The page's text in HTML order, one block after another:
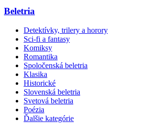
Beletria
Detektívky, trilery a horory
Sci-fi a fantasy
Komiksy
Romantika
Spoločenská beletria
Klasika
Historické
Slovenská beletria
Svetová beletria
Poézia
Ďalšie kategórie